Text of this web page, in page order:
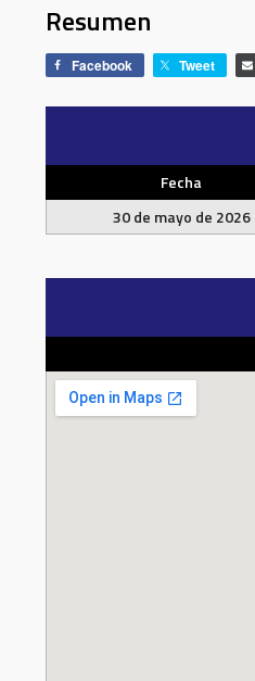
Resumen
Facebook Tweet
Fecha
30 de mayo de 2026